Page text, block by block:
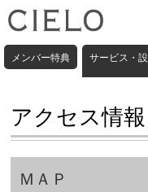
メンバー特典
サービス・設
備情報
アクセス情報
ＭＡＰ